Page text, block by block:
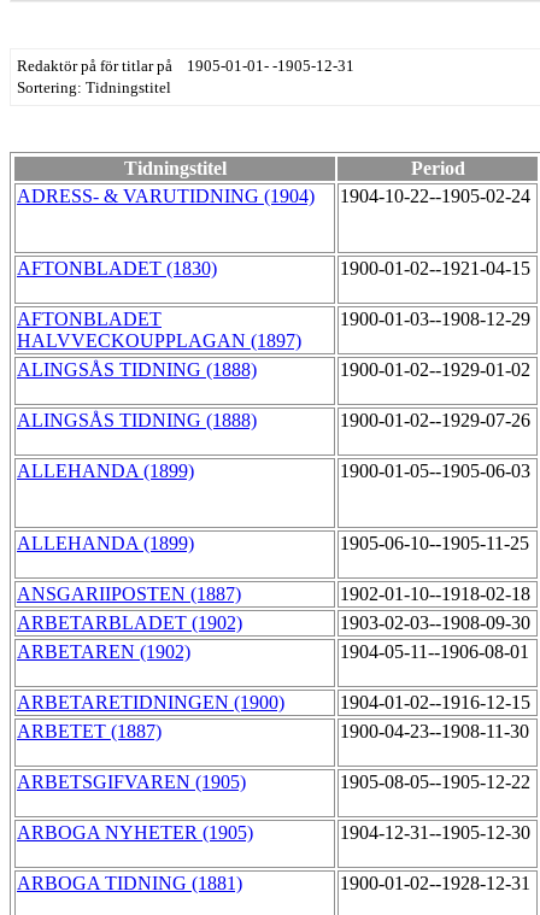
Redaktör på för titlar på 1905-01-01- -1905-12-31
Sortering: Tidningstitel
Tidningstitel
Period
ADRESS- & VARUTIDNING (1904)
1904-10-22--1905-02-24
AFTONBLADET (1830) 1900-01-02--1921-04-15
AFTONBLADET
HALVVECKOUPPLAGAN (1897)
1900-01-03--1908-12-29
ALINGSÅS TIDNING (1888) 1900-01-02--1929-01-02
ALINGSÅS TIDNING (1888) 1900-01-02--1929-07-26
ALLEHANDA (1899) 1900-01-05--1905-06-03
ALLEHANDA (1899) 1905-06-10--1905-11-25
ANSGARIIPOSTEN (1887)
1902-01-10--1918-02-18
ARBETARBLADET (1902)
1903-02-03--1908-09-30
ARBETAREN (1902)
1904-05-11--1906-08-01
ARBETARETIDNINGEN (1900)
1904-01-02--1916-12-15
ARBETET (1887)
1900-04-23--1908-11-30
ARBETSGIFVAREN (1905) 1905-08-05--1905-12-22
ARBOGA NYHETER (1905) 1904-12-31--1905-12-30
ARBOGA TIDNING (1881) 1900-01-02--1928-12-31